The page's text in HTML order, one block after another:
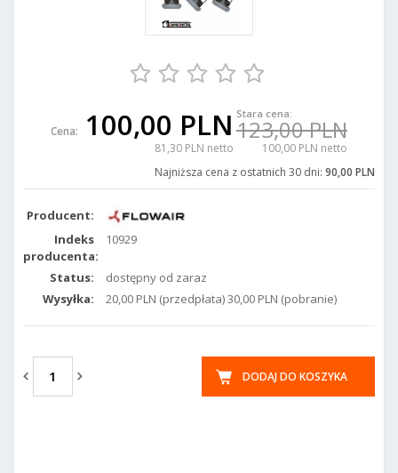
Cena: 100,00 PLN
81,30 PLN netto
Stara cena:
123,00 PLN
100,00 PLN netto
Najniższa cena z ostatnich 30 dni: 90,00 PLN
Producent:
Indeks
producenta:
10929
Status:
dostępny od zaraz
Wysyłka:
20,00 PLN (przedpłata) 30,00 PLN (pobranie)
DODAJ DO KOSZYKA